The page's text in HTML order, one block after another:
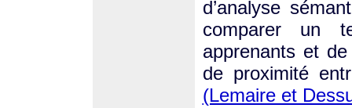
d’analyse
comparer un
apprenants et
de proximité
(Lemaire et